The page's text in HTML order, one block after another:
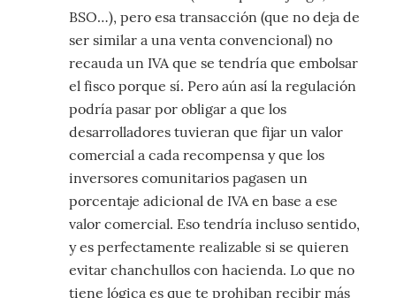
BSO…), pero esa transacción (que no deja de
ser similar a una venta convencional) no
recauda un IVA que se tendría que embolsar
el fisco porque sí. Pero aún así la regulación
podría pasar por obligar a que los
desarrolladores tuvieran que fijar un valor
comercial a cada recompensa y que los
inversores comunitarios pagasen un
porcentaje adicional de IVA en base a ese
valor comercial. Eso tendría incluso sentido,
y es perfectamente realizable si se quieren
evitar chanchullos con hacienda. Lo que no
tiene lógica es que te prohiban recibir más